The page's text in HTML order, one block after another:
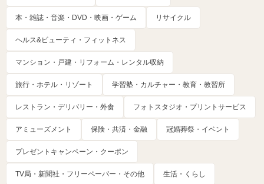
本・雑誌・音楽・DVD・映画・ゲーム リサイクル
ヘルス&ビューティ・フィットネス
マンション・戸建・リフォーム・レンタル収納
旅行・ホテル・リゾート 学習塾・カルチャー・教育・教習所
レストラン・デリバリー・外食 フォトスタジオ・プリントサービス
アミューズメント 保険・共済・金融 冠婚葬祭・イベント
プレゼントキャンペーン・クーポン
TV局・新聞社・フリーペーパー・その他 生活・くらし